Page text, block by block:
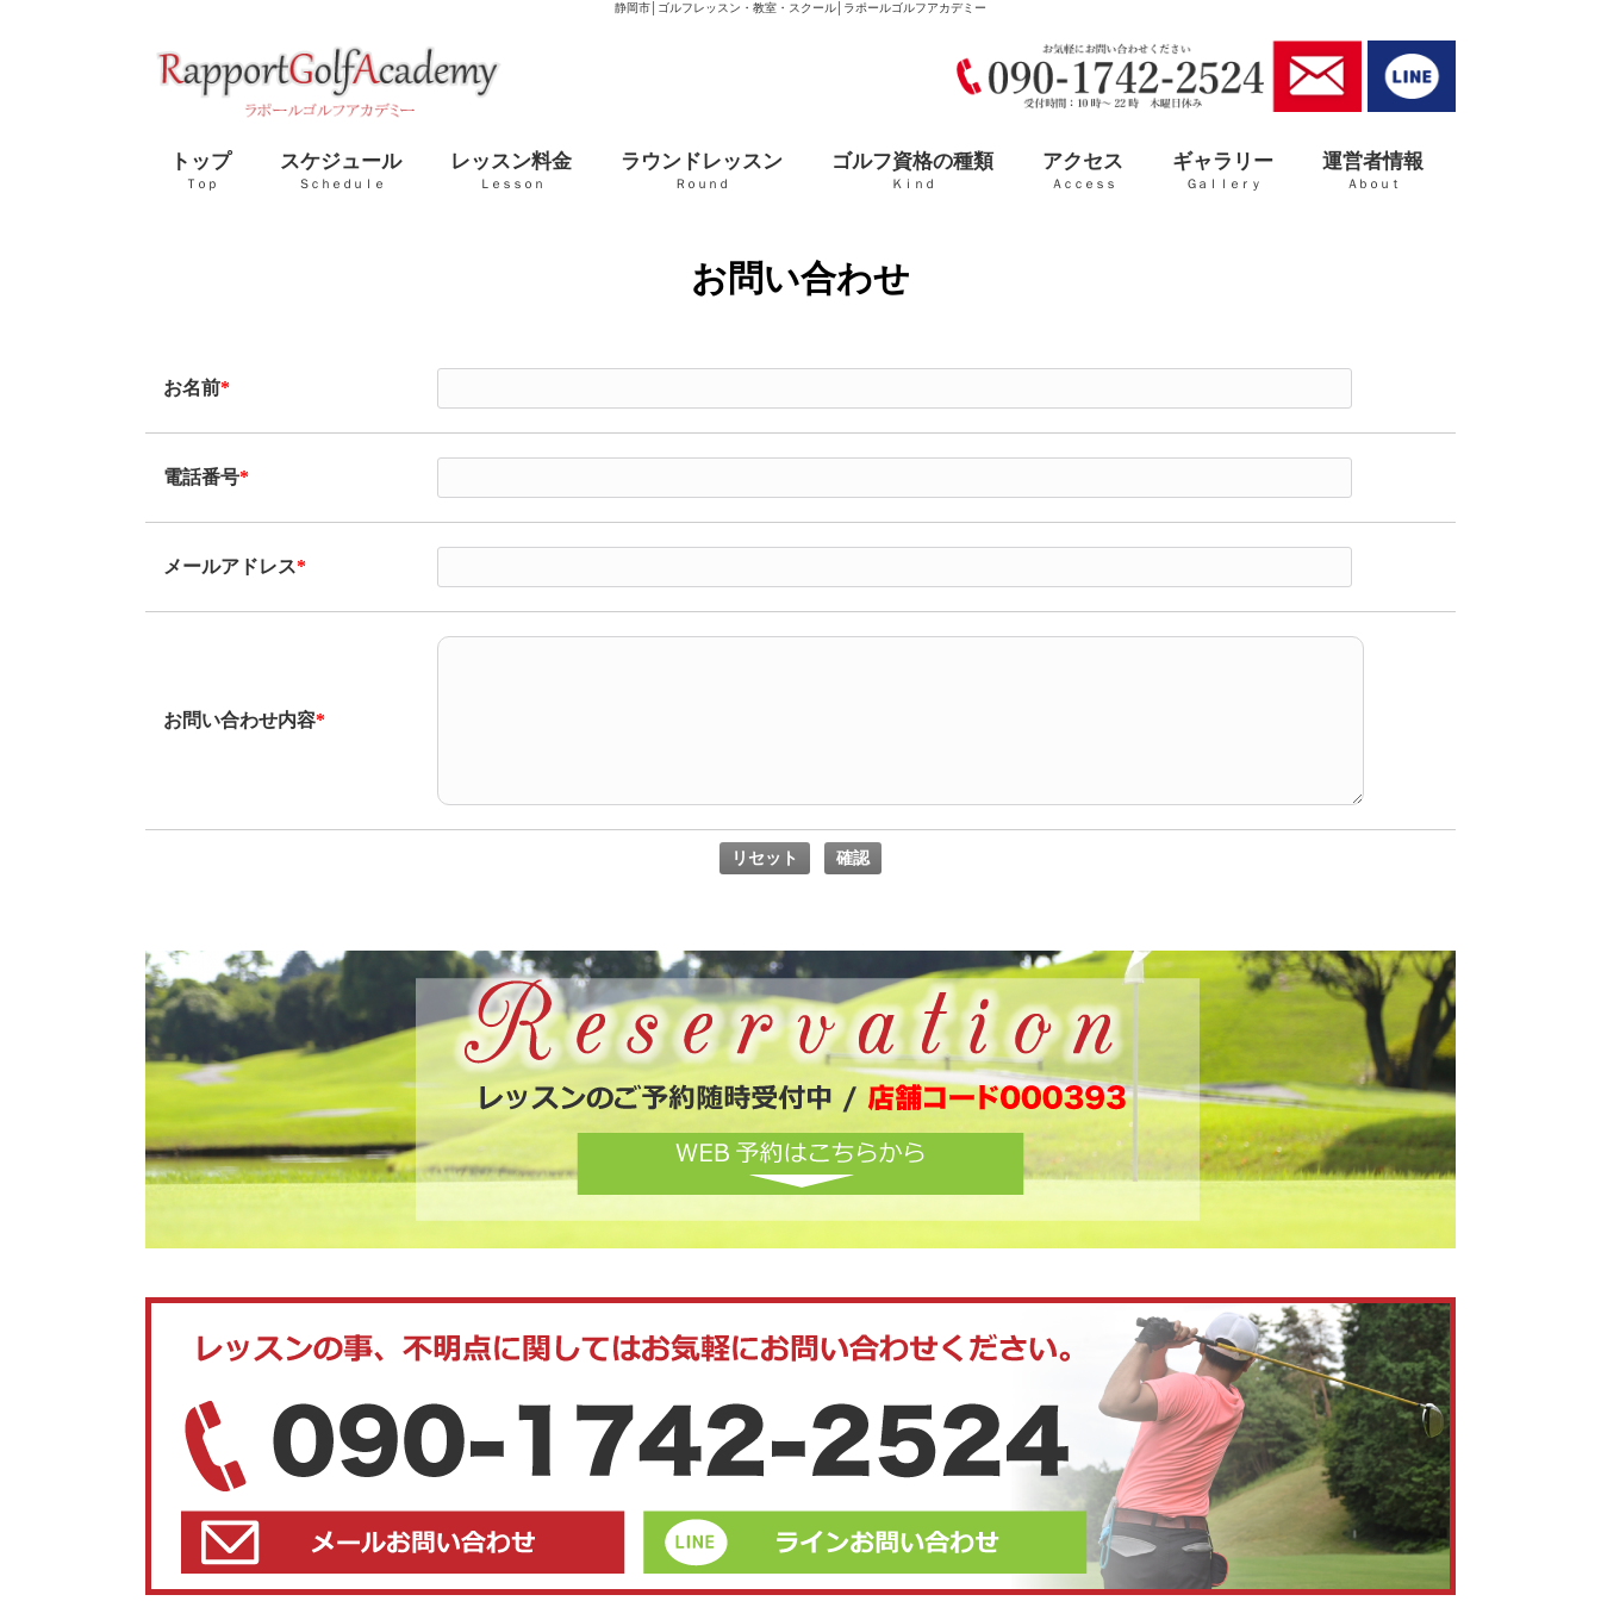
静岡市│ゴルフレッスン・教室・スクール│ラポールゴルフアカデミー
トップ
Ｔｏｐ
スケジュール
Ｓｃｈｅｄｕｌｅ
レッスン料金
Ｌｅｓｓｏｎ
ラウンドレッスン
Ｒｏｕｎｄ
ゴルフ資格の種類
Ｋｉｎｄ
アクセス
Ａｃｃｅｓｓ
ギャラリー
Ｇａｌｌｅｒｙ
運営者情報
Ａｂｏｕｔ
お問い合わせ
お名前*
電話番号*
メールアドレス*
お問い合わせ内容*